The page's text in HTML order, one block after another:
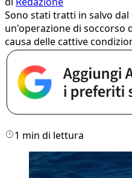
Sono stati tratti in salvo
un'operazione di soccorso
causa delle cattive
1 min di lettura